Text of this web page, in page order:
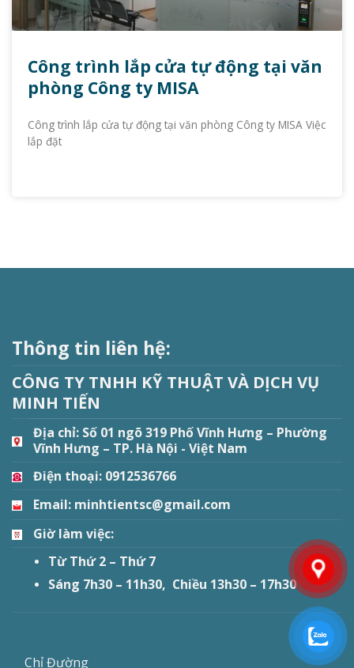
Công trình lắp cửa tự động tại văn
phòng Công ty MISA
Công trình lắp cửa tự động tại văn phòng Công ty MISA Việc
lắp đặt
Thông tin liên hệ:
CÔNG TY TNHH KỸ THUẬT VÀ DỊCH VỤ
MINH TIẾN
Địa chỉ: Số 01 ngõ 319 Phố Vĩnh Hưng – Phường
Vĩnh Hưng – TP. Hà Nội - Việt Nam
Điện thoại: 0912536766
Email: minhtientsc@gmail.com
Giờ làm việc:
Từ Thứ 2 – Thứ 7
Sáng 7h30 – 11h30, Chiều 13h30 – 17h30
Chỉ Đường